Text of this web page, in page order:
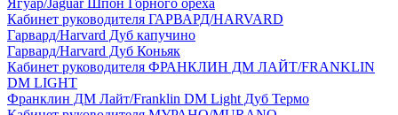
Ягуар/Jaguar Шпон Горного ореха
Кабинет руководителя ГАРВАРД/HARVARD
Гарвард/Harvard Дуб капучино
Гарвард/Harvard Дуб Коньяк
Кабинет руководителя ФРАНКЛИН ДМ ЛАЙТ/FRANKLIN
DM LIGHT
Франклин ДМ Лайт/Franklin DM Light Дуб Термо